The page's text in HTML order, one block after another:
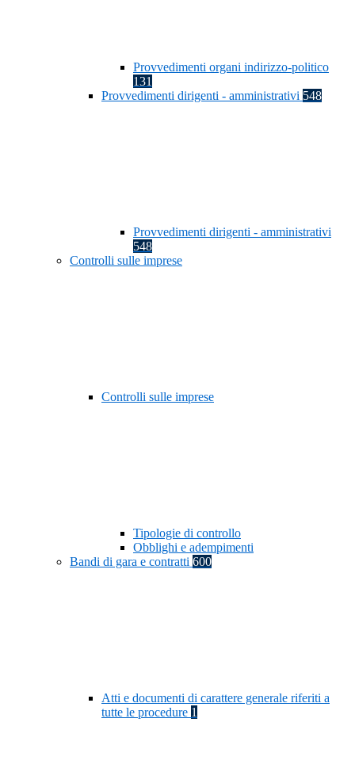
Provvedimenti organi indirizzo-politico
131
Provvedimenti dirigenti - amministrativi 548
Provvedimenti dirigenti - amministrativi
548
Controlli sulle imprese
Controlli sulle imprese
Tipologie di controllo
Obblighi e adempimenti
Bandi di gara e contratti 600
Atti e documenti di carattere generale riferiti a
tutte le procedure 1